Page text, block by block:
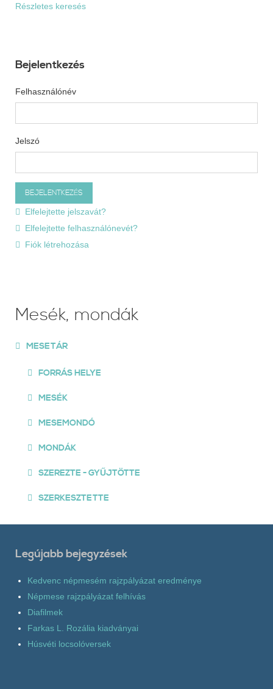
Részletes keresés
Bejelentkezés
Felhasználónév
Jelszó
Elfelejtette jelszavát?
Elfelejtette felhasználónevét?
Fiók létrehozása
Mesék, mondák
MESETÁR
FORRÁS HELYE
MESÉK
MESEMONDÓ
MONDÁK
SZEREZTE - GYŰJTÖTTE
SZERKESZTETTE
Legújabb bejegyzések
Kedvenc népmesém rajzpályázat eredménye
Népmese rajzpályázat felhívás
Diafilmek
Farkas L. Rozália kiadványai
Húsvéti locsolóversek